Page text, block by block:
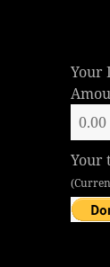
Your
Your